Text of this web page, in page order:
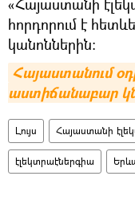
հորդորում է
կանոններին:
Հայաստանում
աստիճանաբար
Լույս Հայաստանի
էլեկտրաէներգիա